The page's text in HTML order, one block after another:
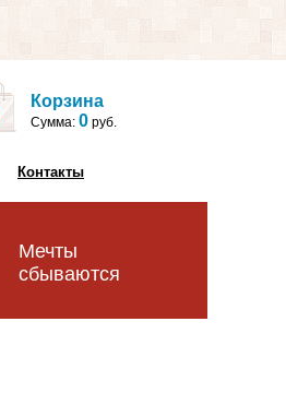
Корзина
Сумма: 0 руб.
Контакты
Мечты
сбываются